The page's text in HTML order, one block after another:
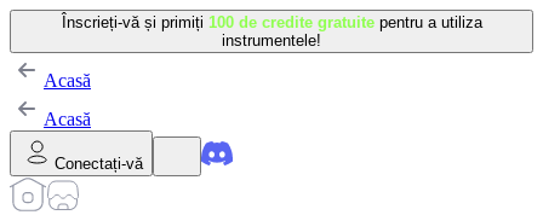
Înscrieți-vă și primiți 100 de credite gratuite pentru a utiliza
instrumentele!
Acasă
Acasă
Conectați-vă